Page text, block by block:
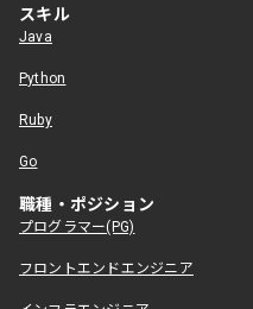
スキル
Java
Python
Ruby
Go
職種・ポジション
プログラマー(PG)
フロントエンドエンジニア